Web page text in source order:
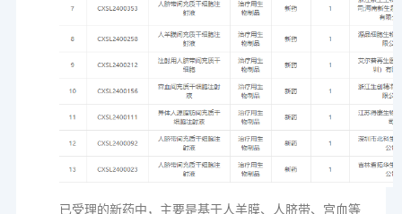
已受理的新药中，主要是基于人羊膜、人脐带、宫血等